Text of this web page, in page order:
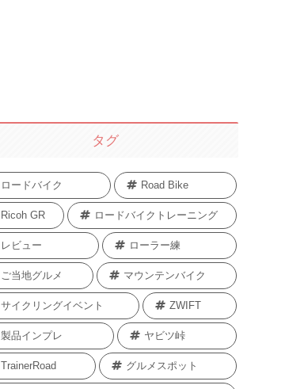
タグ
ロードバイク Road Bike
Ricoh GR ロードバイクトレーニング
レビュー ローラー練
ご当地グルメ マウンテンバイク
サイクリングイベント ZWIFT
製品インプレ ヤビツ峠
TrainerRoad グルメスポット